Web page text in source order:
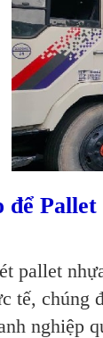
để
pallet
tế, chúng
nghiệp